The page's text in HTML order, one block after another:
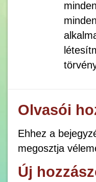
Olvasói
Ehhez a
megosztja
Új